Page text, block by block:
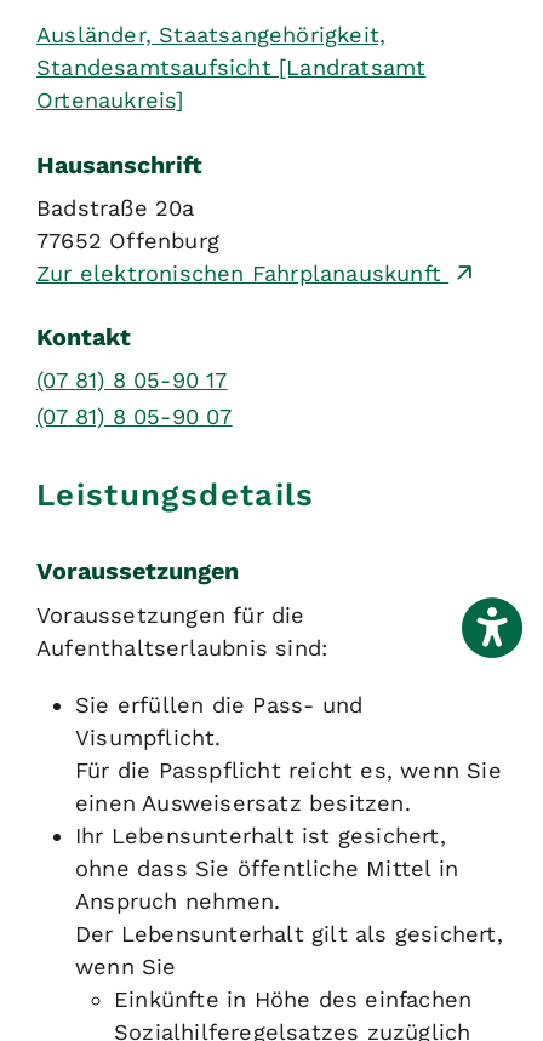
Ausländer, Staatsangehörigkeit,
Standesamtsaufsicht [Landratsamt
Ortenaukreis]
Hausanschrift
Badstraße 20a
77652 Offenburg
Zur elektronischen Fahrplanauskunft
Kontakt
(07 81) 8 05-90 17
(07 81) 8 05-90 07
Leistungsdetails
Voraussetzungen
Voraussetzungen für die
Aufenthaltserlaubnis sind:
Sie erfüllen die Pass- und
Visumpflicht.
Für die Passpflicht reicht es, wenn Sie
einen Ausweisersatz besitzen.
Ihr Lebensunterhalt ist gesichert,
ohne dass Sie öffentliche Mittel in
Anspruch nehmen.
Der Lebensunterhalt gilt als gesichert,
wenn Sie
Einkünfte in Höhe des einfachen
Sozialhilferegelsatzes zuzüglich